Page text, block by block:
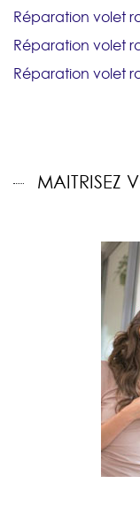
Réparation volet
Réparation volet
Réparation volet
MAITRISEZ